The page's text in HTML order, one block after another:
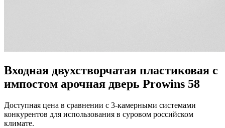
Входная двухстворчатая пластиковая с
импостом арочная дверь Prowins 58
Доступная цена в сравнении с 3-камерными системами
конкурентов для использования в суровом российском
климате.